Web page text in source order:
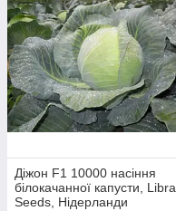
Діжон F1 10000 насіння
білокачанної капусти, Libra
Seeds, Нідерланди